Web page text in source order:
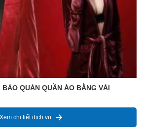
QUẢN QUẦN ÁO BẰNG VẢI
Xem chi tiết dịch vụ